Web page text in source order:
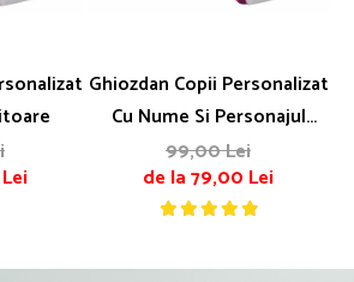
Ghiozdan Copii Personalizat
Cu Nume Si Personajul
Preferat
99,00 Lei
de la 79,00 Lei